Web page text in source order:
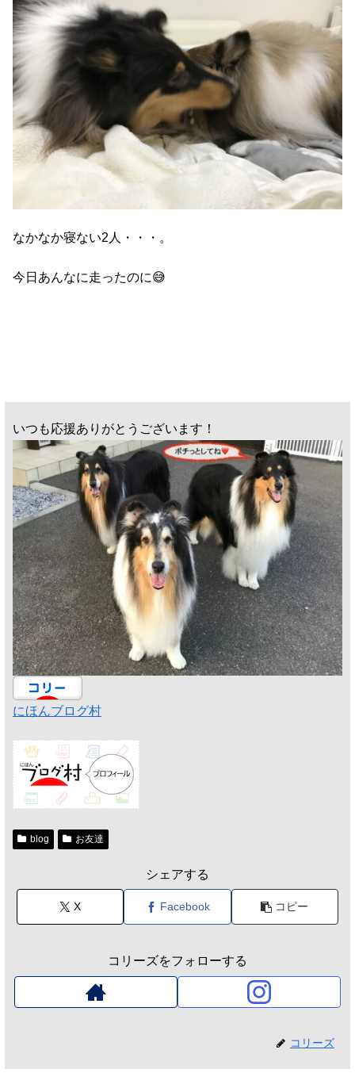
なかなか寝ない2人・・・。
今日あんなに走ったのに😅
いつも応援ありがとうございます！
にほんブログ村
blog お友達
シェアする
X Facebook コピー
コリーズをフォローする
コリーズ